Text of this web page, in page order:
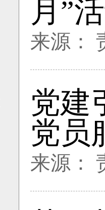
月”
来源：
党建
党员
来源：